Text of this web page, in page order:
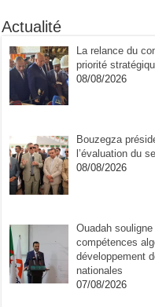
Actualité
La relance du
priorité
08/08/2026
Bouzegza
l’évaluation du
08/08/2026
Ouadah
compétences
développement
nationales
07/08/2026